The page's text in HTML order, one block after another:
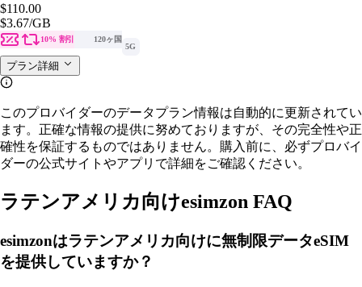
$110.00
$3.67/GB
10% 割引
120ヶ国
5G
プラン詳細
このプロバイダーのデータプラン情報は自動的に更新されてい
ます。正確な情報の提供に努めておりますが、その完全性や正
確性を保証するものではありません。購入前に、必ずプロバイ
ダーの公式サイトやアプリで詳細をご確認ください。
ラテンアメリカ向けesimzon FAQ
esimzonはラテンアメリカ向けに無制限データeSIM
を提供していますか？